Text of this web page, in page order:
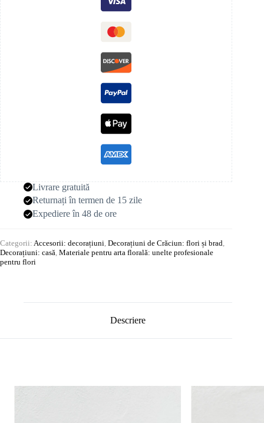
Livrare gratuită
Returnați în termen de 15 zile
Expediere în 48 de ore
Categorii: Accesorii: decorațiuni, Decorațiuni de Crăciun: flori și brad,
Decorațiuni: casă, Materiale pentru arta florală: unelte profesionale
pentru flori
Descriere